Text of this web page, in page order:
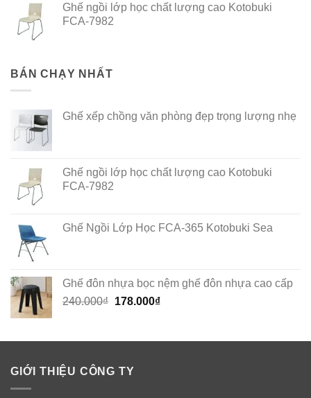
Ghế ngồi lớp học chất lượng cao Kotobuki
FCA-7982
BÁN CHẠY NHẤT
Ghế xếp chồng văn phòng đẹp trọng lượng nhẹ
Ghế ngồi lớp học chất lượng cao Kotobuki
FCA-7982
Ghế Ngồi Lớp Học FCA-365 Kotobuki Sea
Ghế đôn nhựa bọc nệm ghế đôn nhựa cao cấp
240.000₫ Original
240.000₫.
178.000₫Current
178.000₫.
GIỚI THIỆU CÔNG TY